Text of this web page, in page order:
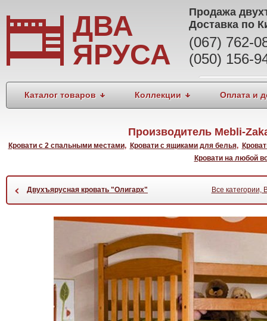
ДВА
ЯРУСА
Продажа
Доставка по
(067) 762-
(050) 156-
Каталог товаров Коллекции Оплата и
Производитель Mebli-
Кровати с 2 спальными местами, Кровати с ящиками для белья,
Кровати на любой
‹ Двухъярусная кровать "Олигарх" Все категории,